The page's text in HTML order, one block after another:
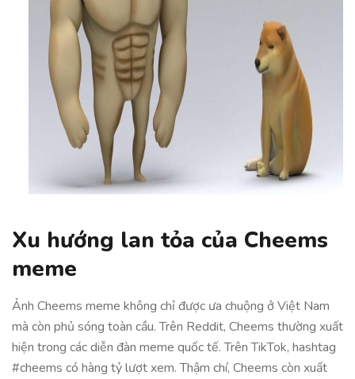
Xu hướng lan tỏa của Cheems
meme
Ảnh Cheems meme không chỉ được ưa chuộng ở Việt Nam
mà còn phủ sóng toàn cầu. Trên Reddit, Cheems thường xuất
hiện trong các diễn đàn meme quốc tế. Trên TikTok, hashtag
#cheems có hàng tỷ lượt xem. Thậm chí, Cheems còn xuất